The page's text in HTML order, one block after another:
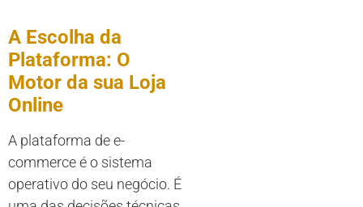
A Escolha da
Plataforma: O
Motor da sua Loja
Online
A plataforma de e-
commerce é o sistema
operativo do seu negócio. É